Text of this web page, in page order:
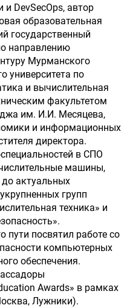
и DevSecOps, автор
образовательная
государственный
направлению
Мурманского
университета по
и вычислительная
факультетом
им. И.И. Месяцева,
и информационных
директора.
в СПО
машины,
актуальных
групп
техника» и
пути посвятил работе со
компьютерных
обеспечения.
Awards» в рамках
Лужники).